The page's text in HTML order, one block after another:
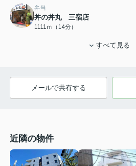
弁当
丼の丼丸 三宿店
1111ｍ（14分）
すべて見る
メールで共有する
近隣の物件